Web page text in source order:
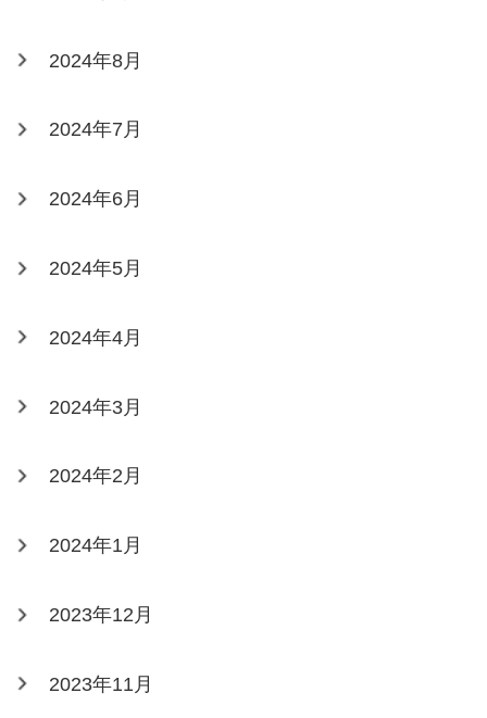
2024年8月
2024年7月
2024年6月
2024年5月
2024年4月
2024年3月
2024年2月
2024年1月
2023年12月
2023年11月